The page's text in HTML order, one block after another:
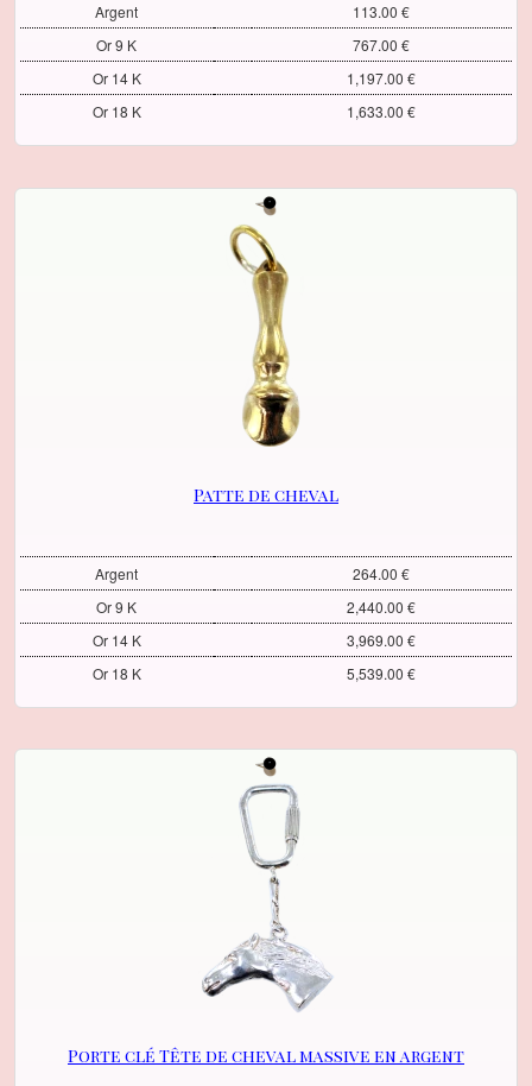
Argent
113.00 €
Or 9 K
767.00 €
Or 14 K
1,197.00 €
Or 18 K
1,633.00 €
Patte de cheval
Argent
264.00 €
Or 9 K
2,440.00 €
Or 14 K
3,969.00 €
Or 18 K
5,539.00 €
Porte clé Tête de cheval massive en argent